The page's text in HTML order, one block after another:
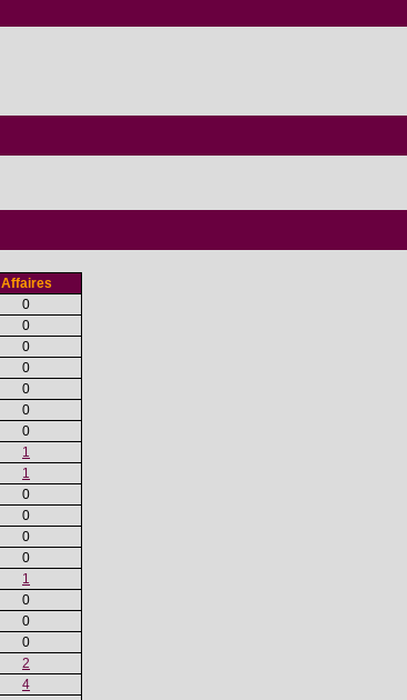
Affaires
0
0
0
0
0
0
0
1
1
0
0
0
0
1
0
0
0
2
4